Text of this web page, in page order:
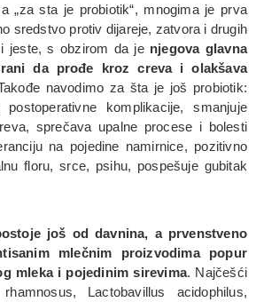
„za sta je probiotik“, mnogima je prva
sredstvo protiv dijareje, zatvora i drugih
jeste, s obzirom da je njegova glavna
da prođe kroz creva i olakšava
navodimo za šta je još probiotik:
komplikacije, smanjuje
sprečava upalne procese i bolesti
na pojedine namirnice, pozitivno
floru, srce, psihu, pospešuje gubitak
još od davnina, a prvenstveno
mlečnim proizvodima popur
mleka i pojedinim sirevima. Najčešći
Lactobavillus acidophilus,